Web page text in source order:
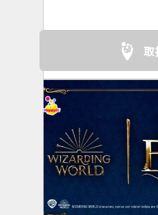
POP UP
ッグシップ
ョップ・書
プ・家電量
取